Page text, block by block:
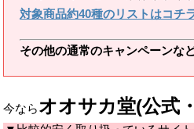
対象商品約40種のリストはコチ
その他の通常のキャンペーンな
今ならオオサカ堂(公式